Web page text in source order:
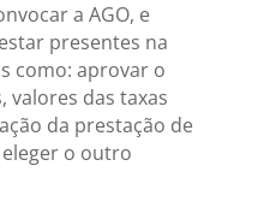
a AGO, e
presentes na
como: aprovar o
valores das taxas
da prestação de
o outro